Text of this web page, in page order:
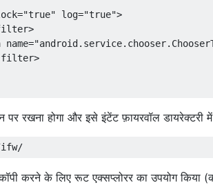
log="true">
रखना होगा और इसे इंटेंट फ़ायरवॉल डायरेक्टरी में
करने के लिए रूट एक्सप्लोरर का उपयोग